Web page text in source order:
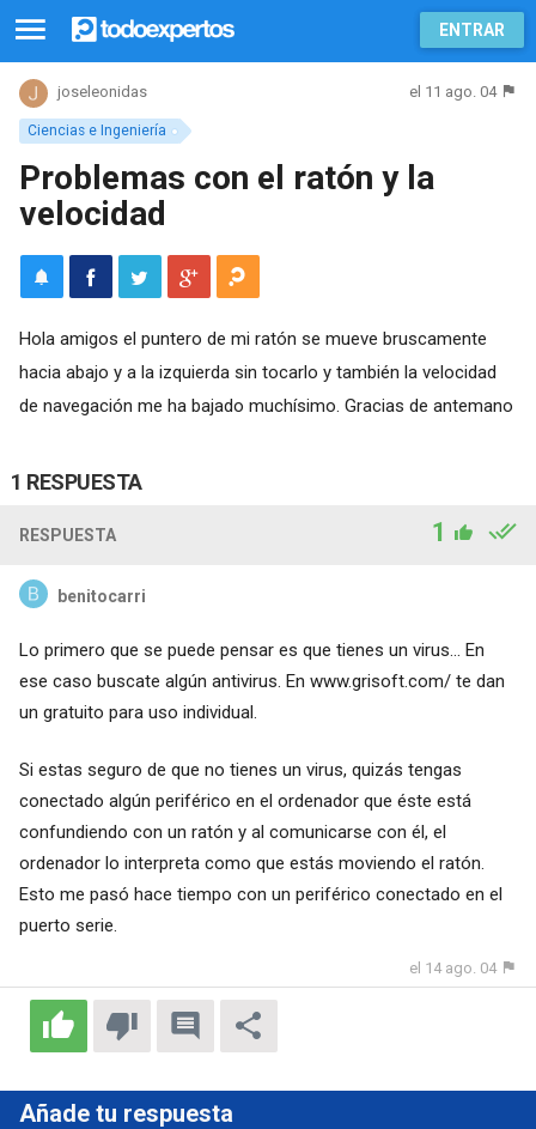
ENTRAR
Ciencias e Ingeniería
joseleonidas el 11 ago. 04
Problemas con el ratón y la
velocidad
Hola amigos el puntero de mi ratón se mueve bruscamente
hacia abajo y a la izquierda sin tocarlo y también la velocidad
de navegación me ha bajado muchísimo. Gracias de antemano
1 RESPUESTA
RESPUESTA 1
benitocarri
Lo primero que se puede pensar es que tienes un virus... En
ese caso buscate algún antivirus. En www.grisoft.com/ te dan
un gratuito para uso individual.
Si estas seguro de que no tienes un virus, quizás tengas
conectado algún periférico en el ordenador que éste está
confundiendo con un ratón y al comunicarse con él, el
ordenador lo interpreta como que estás moviendo el ratón.
Esto me pasó hace tiempo con un periférico conectado en el
puerto serie.
el 14 ago. 04
Añade tu respuesta